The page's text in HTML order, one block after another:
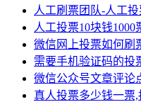
人工刷票团队-人工
人工投票10块钱
微信网上投票如何刷
需要手机验证码的投
微信公众号文章评论
真人投票多少钱一票